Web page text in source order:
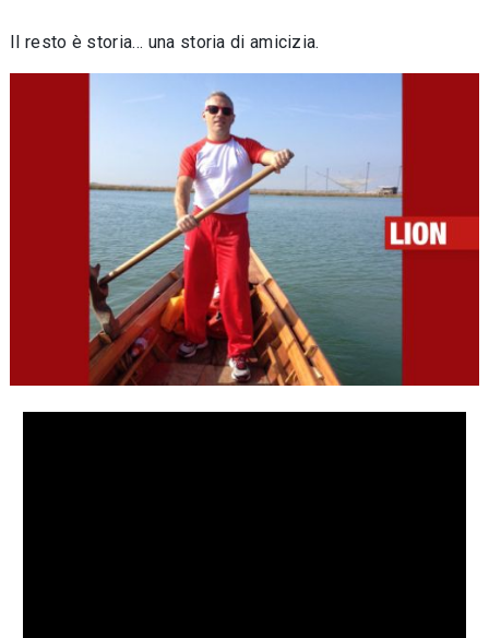
Il resto è storia… una storia di amicizia.